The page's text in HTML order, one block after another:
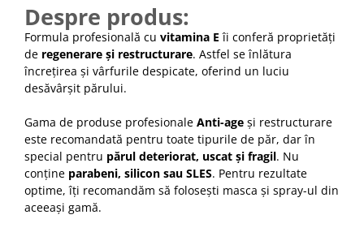
Despre produs:
Formula profesională cu vitamina E îi conferă proprietăți
de regenerare și restructurare. Astfel se înlătura
încrețirea și vârfurile despicate, oferind un luciu
desăvârșit părului.
Gama de produse profesionale Anti-age și restructurare
este recomandată pentru toate tipurile de păr, dar în
special pentru părul deteriorat, uscat și fragil. Nu
conține parabeni, silicon sau SLES. Pentru rezultate
optime, îți recomandăm să folosești masca și spray-ul din
aceeași gamă.